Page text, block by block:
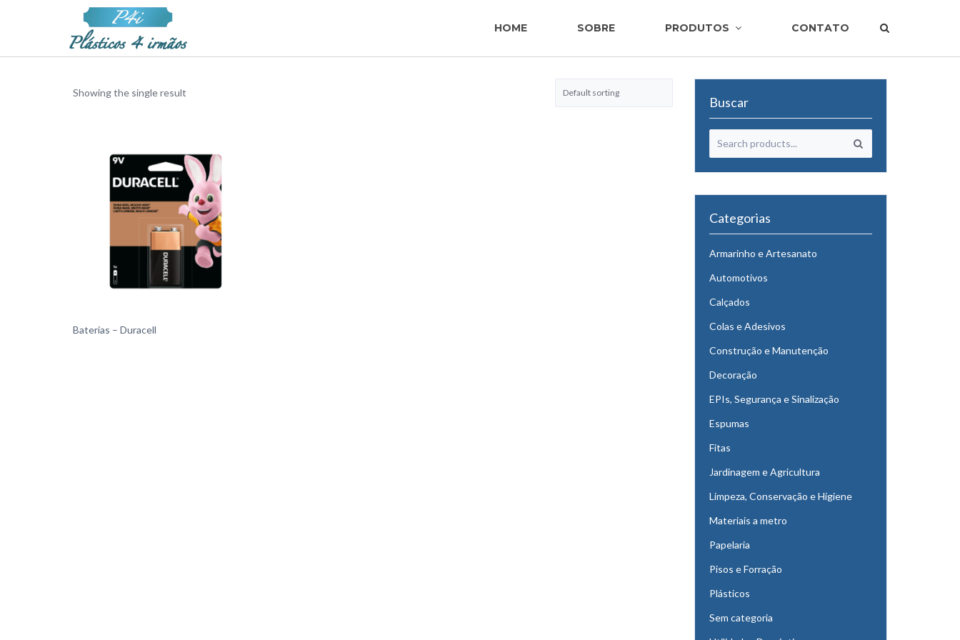
HOME SOBRE PRODUTOS CONTATO
Showing the single result
Baterias – Duracell
Buscar
Categorias
Armarinho e Artesanato
Automotivos
Calçados
Colas e Adesivos
Construção e Manutenção
Decoração
EPIs, Segurança e Sinalização
Espumas
Fitas
Jardinagem e Agricultura
Limpeza, Conservação e Higiene
Materiais a metro
Papelaria
Pisos e Forração
Plásticos
Sem categoria